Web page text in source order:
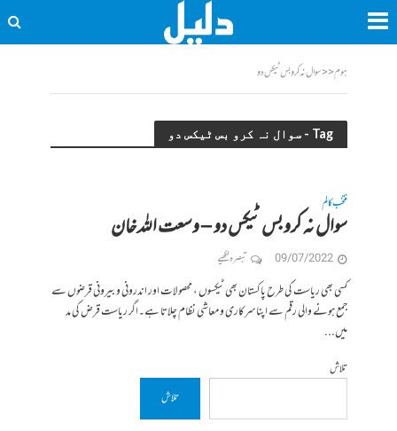
ہوم<<سوال نہ کرو بس ٹیکس دو
Tag - سوال نہ کرو بس ٹیکس دو
منتخب کالم
سوال نہ کرو بس ٹیکس دو – وسعت اللہ خان
09/07/2022 تبصرہ لکھیے
کسی بھی ریاست کی طرح پاکستان بھی ٹیکسوں ، محصولات اور اندرونی و بیرونی قرضوں سے
جمع ہونے والی رقم سے اپنا سرکاری و معاشی نظام چلاتا ہے۔اگر ریاست قرض کی مد
میں...
تلاش
تلاش